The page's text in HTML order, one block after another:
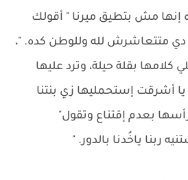
إنها مش بتطيق ميرنا " أقولك
دي متتعاشرش لله وللوطن كده. "،
بقلة حيلة، وترد عليها
أشرقت إستحمليها زي بنتنا
بعدم إقتناع وتقول"
ربنا ياخُدنا بالدور. "